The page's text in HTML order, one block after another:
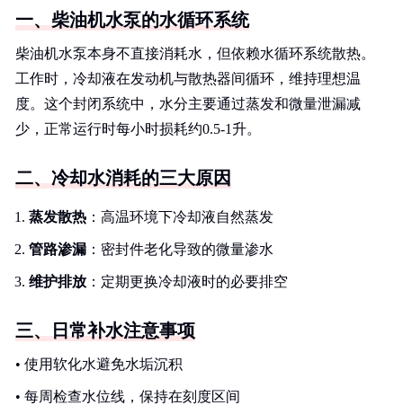
一、柴油机水泵的水循环系统
柴油机水泵本身不直接消耗水，但依赖水循环系统散热。
工作时，冷却液在发动机与散热器间循环，维持理想温
度。这个封闭系统中，水分主要通过蒸发和微量泄漏减
少，正常运行时每小时损耗约0.5-1升。
二、冷却水消耗的三大原因
蒸发散热 ：高温环境下冷却液自然蒸发
管路渗漏 ：密封件老化导致的微量渗水
维护排放 ：定期更换冷却液时的必要排空
三、日常补水注意事项
• 使用软化水避免水垢沉积
• 每周检查水位线，保持在刻度区间